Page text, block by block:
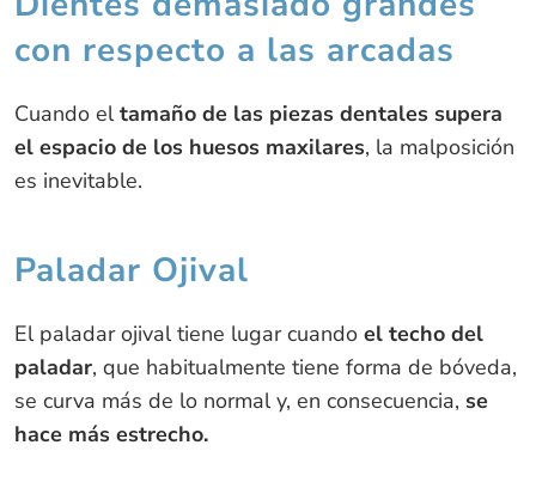
con respecto a las arcadas
Cuando eltamaño de las piezas dentales supera
el espacio de los huesos maxilares, la malposición
es inevitable.
Paladar Ojival
El paladar ojival tiene lugar cuando el techo del
paladar, que habitualmente tiene forma de bóveda,
se curva más de lo normal y, en consecuencia, se
hace más estrecho.